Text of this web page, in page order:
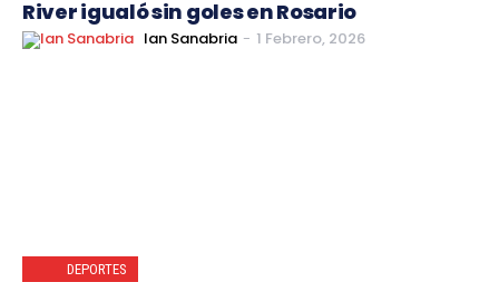
River igualó sin goles en Rosario
Ian Sanabria - 1 Febrero, 2026
DEPORTES